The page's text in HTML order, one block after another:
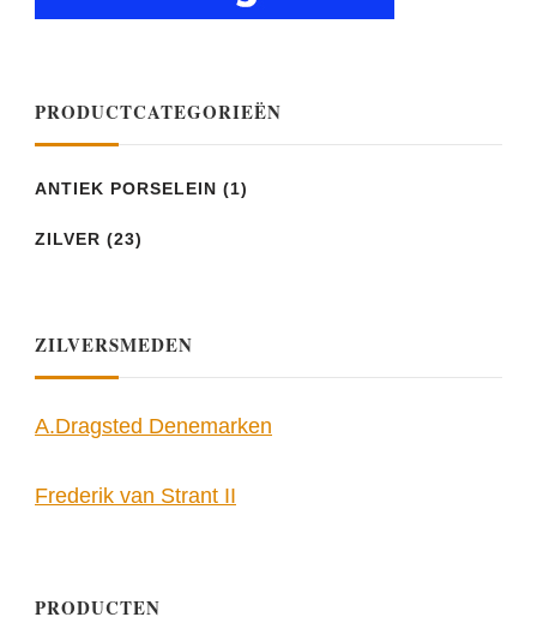
PRODUCTCATEGORIEËN
ANTIEK PORSELEIN (1)
ZILVER (23)
ZILVERSMEDEN
A.Dragsted Denemarken
Frederik van Strant II
PRODUCTEN